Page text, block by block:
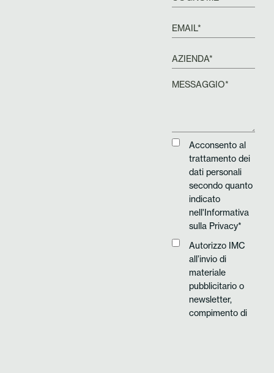
Acconsento al
trattamento dei
dati personali
secondo quanto
indicato
nell'Informativa
sulla Privacy*
Autorizzo IMC
all’invio di
materiale
pubblicitario o
newsletter,
compimento di